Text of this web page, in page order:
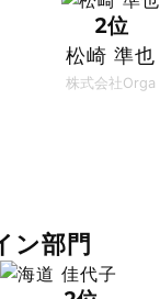
2位
松崎 準也
株式会社Orga
ン部門